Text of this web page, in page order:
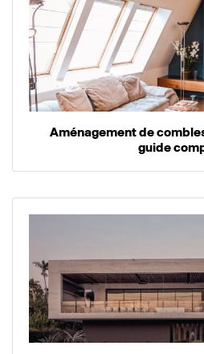
Aménagement de
guide